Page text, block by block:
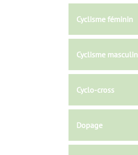
Cyclisme féminin
Cyclisme masculin
Cyclo-cross
Dopage